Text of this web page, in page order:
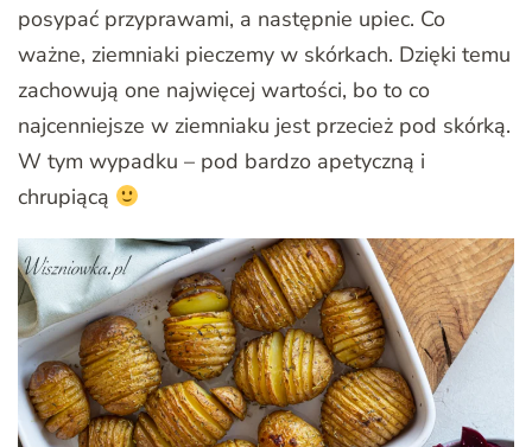
posypać przyprawami, a następnie upiec. Co
ważne, ziemniaki pieczemy w skórkach. Dzięki temu
zachowują one najwięcej wartości, bo to co
najcenniejsze w ziemniaku jest przecież pod skórką.
W tym wypadku – pod bardzo apetyczną i
chrupiącą